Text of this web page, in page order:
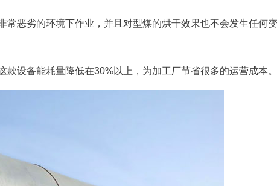
常恶劣的环境下作业，并且对型煤的烘干效果也不会发生任何变
设备能耗量降低在30%以上，为加工厂节省很多的运营成本。